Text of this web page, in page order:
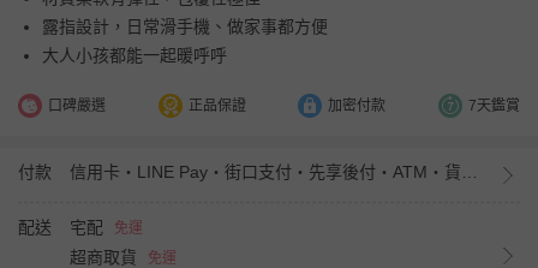
露指設計，日常滑手機、做家事都方便
大人小孩都能一起暖呼呼
口碑嚴選 正品保證 加密付款 7天鑑賞
付款
配送 宅配 免運
超商取貨
免運